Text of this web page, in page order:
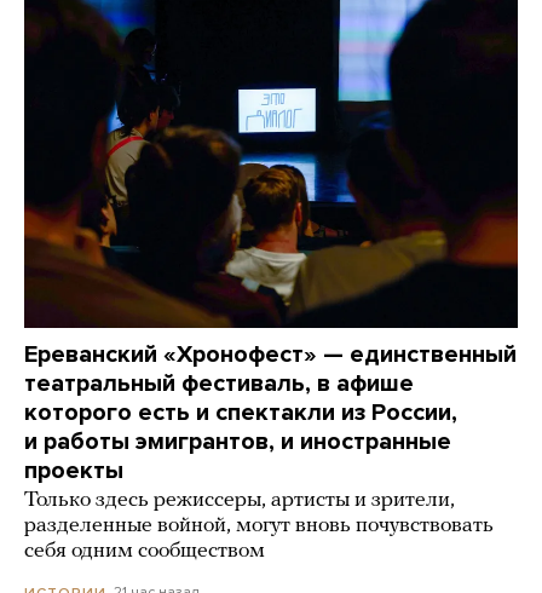
Ереванский «Хронофест» — единственный
театральный фестиваль, в афише
которого есть и спектакли из России,
и работы эмигрантов, и иностранные
проекты
Только здесь режиссеры, артисты и зрители,
разделенные войной, могут вновь почувствовать
себя одним сообществом